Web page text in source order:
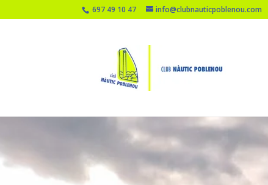
697 49 10 47 info@clubnauticpoblenou.com